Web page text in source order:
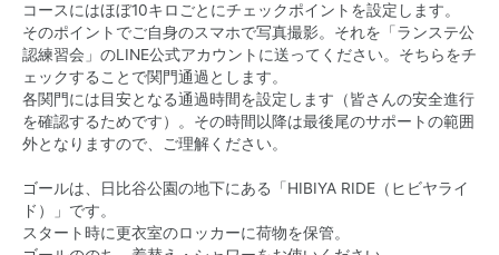
コースにはほぼ10キロごとにチェックポイントを設定します。
そのポイントでご自身のスマホで写真撮影。それを「ランステ公
認練習会」のLINE公式アカウントに送ってください。そちらをチ
ェックすることで関門通過とします。
各関門には目安となる通過時間を設定します（皆さんの安全進行
を確認するためです）。その時間以降は最後尾のサポートの範囲
外となりますので、ご理解ください。
ゴールは、日比谷公園の地下にある「HIBIYA RIDE（ヒビヤライ
ド）」です。
スタート時に更衣室のロッカーに荷物を保管。